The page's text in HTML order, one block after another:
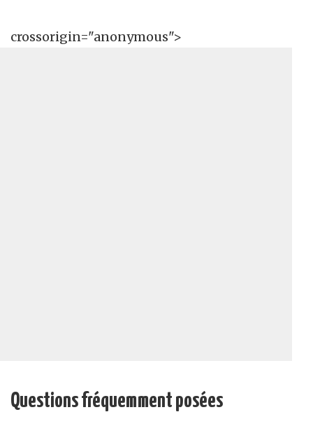
crossorigin="anonymous">
Questions fréquemment posées